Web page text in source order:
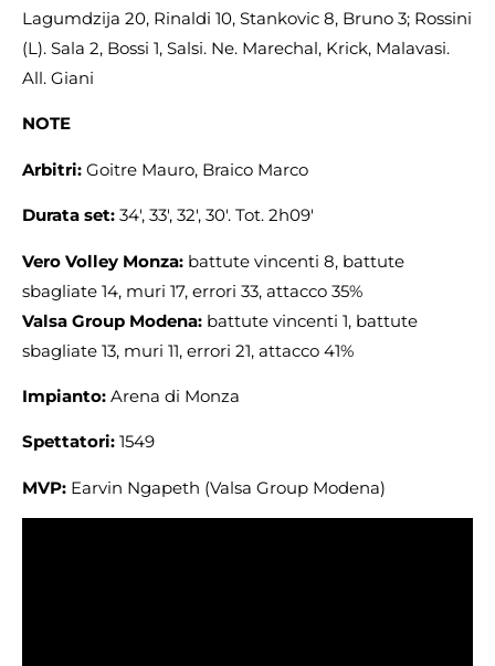
Lagumdzija 20, Rinaldi 10, Stankovic 8, Bruno 3; Rossini
(L). Sala 2, Bossi 1, Salsi. Ne. Marechal, Krick, Malavasi.
All. Giani
NOTE
Arbitri: Goitre Mauro, Braico Marco
Durata set: 34′, 33′, 32′, 30′. Tot. 2h09′
Vero Volley Monza: battute vincenti 8, battute
sbagliate 14, muri 17, errori 33, attacco 35%
Valsa Group Modena: battute vincenti 1, battute
sbagliate 13, muri 11, errori 21, attacco 41%
Impianto: Arena di Monza
Spettatori: 1549
MVP: Earvin Ngapeth (Valsa Group Modena)